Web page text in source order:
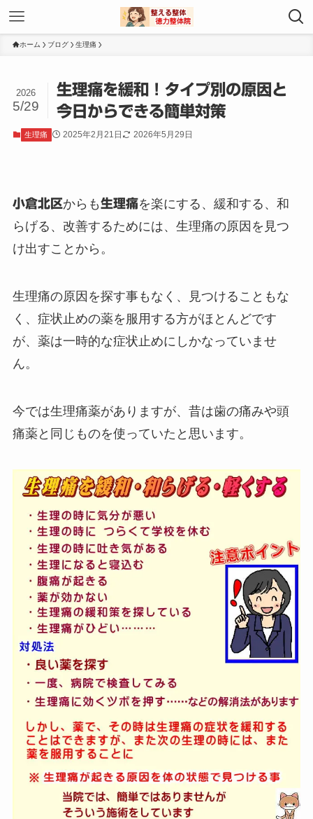
ホーム ブログ 生理痛
生理痛を緩和！タイプ別の原因と
今日からできる簡単対策
2026
5/29
生理痛 2025年2月21日 2026年5月29日
小倉北区からも生理痛を楽にする、緩和する、和
らげる、改善するためには、生理痛の原因を見つ
け出すことから。
生理痛の原因を探す事もなく、見つけることもな
く、症状止めの薬を服用する方がほとんどです
が、薬は一時的な症状止めにしかなっていませ
ん。
今では生理痛薬がありますが、昔は歯の痛みや頭
痛薬と同じものを使っていたと思います。